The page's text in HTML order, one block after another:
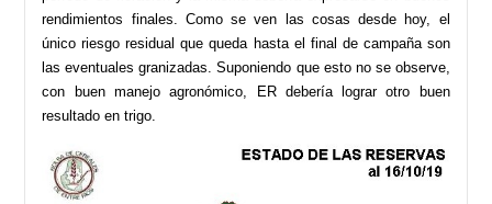
rendimientos finales. Como se ven las cosas desde hoy, el
único riesgo residual que queda hasta el final de campaña son
las eventuales granizadas. Suponiendo que esto no se observe,
con buen manejo agronómico, ER debería lograr otro buen
resultado en trigo.